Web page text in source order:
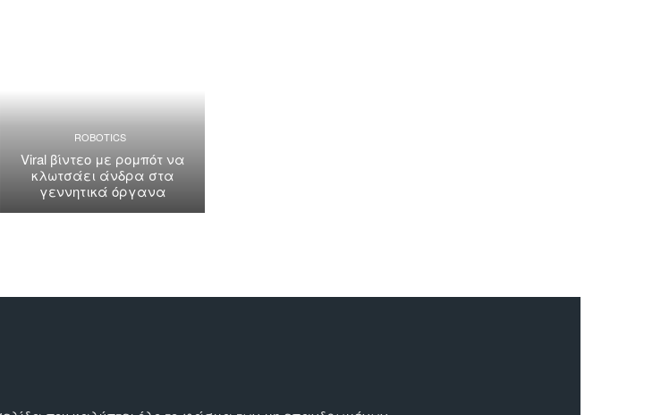
ROBOTICS
Viral βίντεο με ρομπότ να
κλωτσάει άνδρα στα
γεννητικά όργανα